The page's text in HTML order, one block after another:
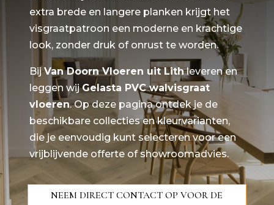
extra brede en langere planken krijgt het
visgraatpatroon een moderne en krachtige
look, zonder druk of onrust te worden.
BijVan Doorn Vloeren uit Lithleveren en
leggen wijGelasta PVC walvisgraat
vloeren. Op deze pagina ontdek je de
beschikbare collecties en kleurvarianten,
die je eenvoudig kunt selecteren voor een
vrijblijvende offerte of showroomadvies.
NEEM DIRECT CONTACT OP VOOR DE